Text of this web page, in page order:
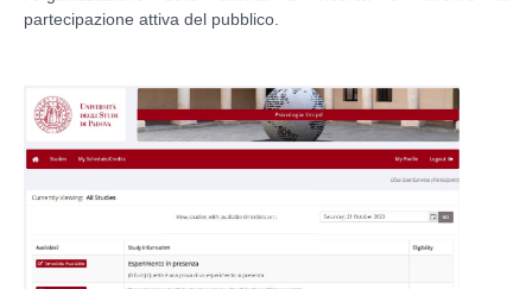
partecipazione attiva del pubblico.